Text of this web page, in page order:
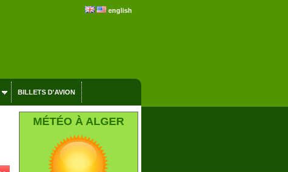
english
BILLETS D'AVION
MÉTÉO À ALGER